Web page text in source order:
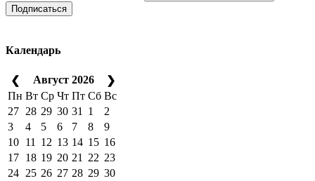
Подписаться
Календарь
❮ Август 2026
❯
Пн Вт Ср Чт Пт Сб Вс
27 28 29 30 31 1
2
3
4 5 6 7 8
9
10 11 12 13 14 15 16
17 18 19 20 21 22 23
24 25 26 27 28 29 30